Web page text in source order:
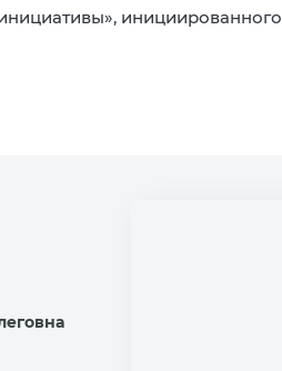
инициированного